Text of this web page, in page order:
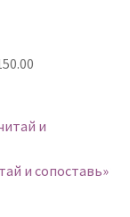
и сопоставь»